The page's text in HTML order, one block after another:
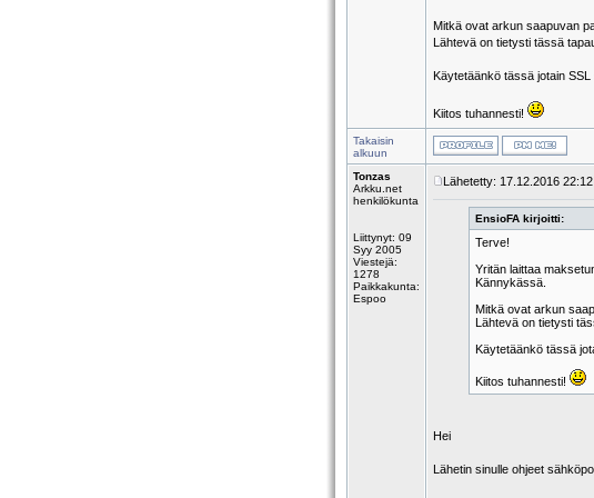
Mitkä ovat arkun saapuvan
Lähtevä on tietysti tässä
Käytetäänkö tässä jotain SSL
Kiitos tuhannesti!
Takaisin
alkuun
Tonzas
Arkku.net
henkilökunta
Liittynyt: 09
Syy 2005
Viestejä:
1278
Paikkakunta:
Espoo
Lähetetty: 17.12.2016 22:12
EnsioFA kirjoitti:
Terve!
Yritän laittaa
Kännykässä.
Mitkä ovat arkun
Lähtevä on tietysti
Käytetäänkö tässä
Kiitos tuhannesti!
Hei
Lähetin sinulle ohjeet